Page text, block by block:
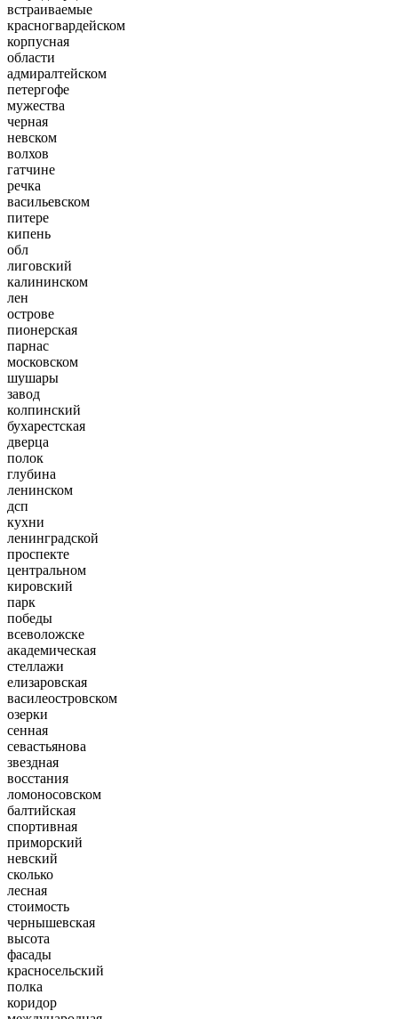
встраиваемые
красногвардейском
корпусная
области
адмиралтейском
петергофе
мужества
черная
невском
волхов
гатчине
речка
васильевском
питере
кипень
обл
лиговский
калининском
лен
острове
пионерская
парнас
московском
шушары
завод
колпинский
бухарестская
дверца
полок
глубина
ленинском
дсп
кухни
ленинградской
проспекте
центральном
кировский
парк
победы
всеволожске
академическая
стеллажи
елизаровская
василеостровском
озерки
сенная
севастьянова
звездная
восстания
ломоносовском
балтийская
спортивная
приморский
невский
сколько
лесная
стоимость
чернышевская
высота
фасады
красносельский
полка
коридор